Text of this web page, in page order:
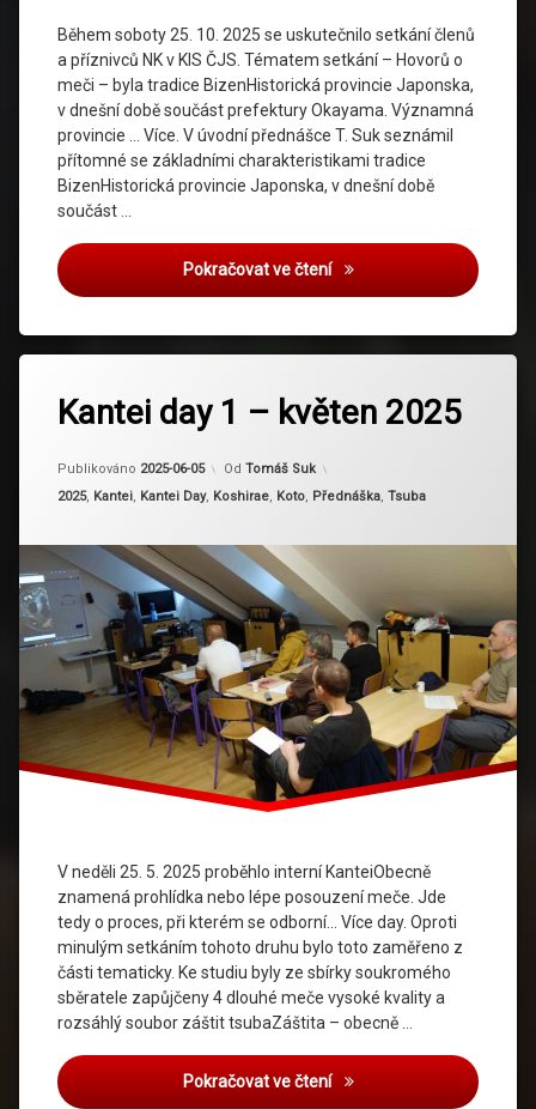
Během soboty 25. 10. 2025 se uskutečnilo setkání členů
a příznivců NK v KIS ČJS. Tématem setkání – Hovorů o
meči – byla tradice BizenHistorická provincie Japonska,
v dnešní době součást prefektury Okayama. Významná
provincie … Více. V úvodní přednášce T. Suk seznámil
přítomné se základními charakteristikami tradice
BizenHistorická provincie Japonska, v dnešní době
součást …
Pokračovat ve čteníHovory o meči – říjen
Kantei day 1 – květen 2025
Publikováno 2025-06-05
Aktualizováno
Od Tomáš Suk
Kategorie:
2025, Kantei, Kantei Day, Koshirae, Koto, Přednáška, Tsuba
V neděli 25. 5. 2025 proběhlo interní KanteiObecně
znamená prohlídka nebo lépe posouzení meče. Jde
tedy o proces, při kterém se odborní… Více day. Oproti
minulým setkáním tohoto druhu bylo toto zaměřeno z
části tematicky. Ke studiu byly ze sbírky soukromého
sběratele zapůjčeny 4 dlouhé meče vysoké kvality a
rozsáhlý soubor záštit tsubaZáštita – obecně …
Pokračovat ve čtení
heianjo